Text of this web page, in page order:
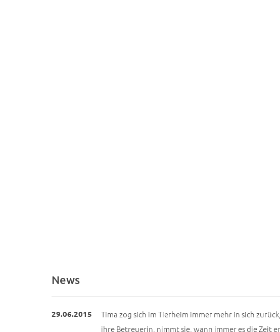
News
29.06.2015
Tima zog sich im Tierheim immer mehr in sich
ihre Betreuerin, nimmt sie, wann immer es die Zeit